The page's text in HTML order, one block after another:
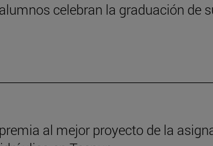
celebran la graduación de
al mejor proyecto de la